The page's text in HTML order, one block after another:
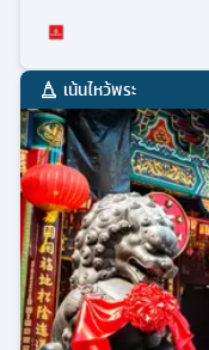
เน้นไหว้พระ